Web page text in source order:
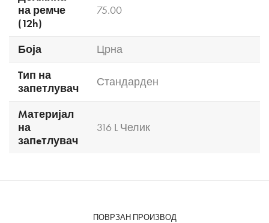
на ремче
(12h)
75.00
Боја
Црна
Tип на
запетлувач
Стандарден
Mатеријал
на
запeтлувач
316 L Челик
ПОВРЗАН ПРОИЗВОД